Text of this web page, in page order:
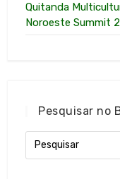
Quitanda
Noroeste Summit
Pesquisar no